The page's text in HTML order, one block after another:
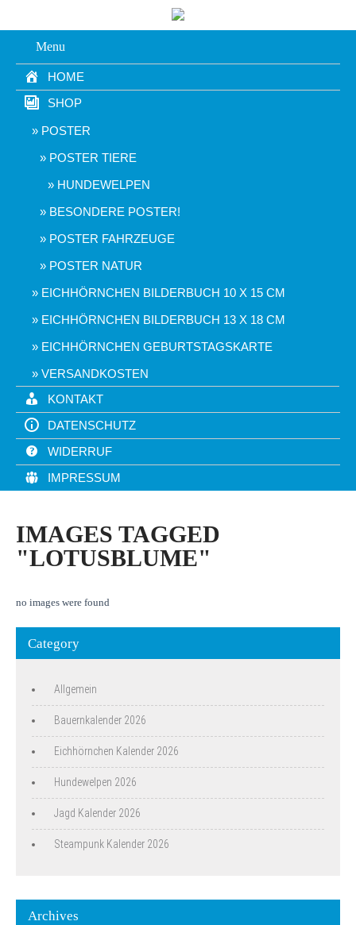
Menu
HOME
SHOP
POSTER
POSTER TIERE
HUNDEWELPEN
BESONDERE POSTER!
POSTER FAHRZEUGE
POSTER NATUR
EICHHÖRNCHEN BILDERBUCH 10 X 15 CM
EICHHÖRNCHEN BILDERBUCH 13 X 18 CM
EICHHÖRNCHEN GEBURTSTAGSKARTE
VERSANDKOSTEN
KONTAKT
DATENSCHUTZ
WIDERRUF
IMPRESSUM
IMAGES TAGGED
"LOTUSBLUME"
no images were found
Category
Allgemein
Bauernkalender 2026
Eichhörnchen Kalender 2026
Hundewelpen 2026
Jagd Kalender 2026
Steampunk Kalender 2026
Archives